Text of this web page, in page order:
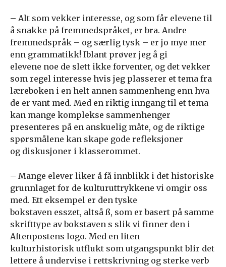
– Alt som vekker interesse, og som får elevene til
å snakke på fremmedspråket, er bra. Andre
fremmedspråk – og særlig tysk – er jo mye mer
enn grammatikk! Iblant prøver jeg å gi
elevene noe de slett ikke forventer, og det vekker
som regel interesse hvis jeg plasserer et tema fra
læreboken i en helt annen sammenheng enn hva
de er vant med. Med en riktig inngang til et tema
kan mange komplekse sammenhenger
presenteres på en anskuelig måte, og de riktige
spørsmålene kan skape gode refleksjoner
og diskusjoner i klasserommet.
– Mange elever liker å få innblikk i det historiske
grunnlaget for de kulturuttrykkene vi omgir oss
med. Ett eksempel er den tyske
bokstaven esszet, altså ß, som er basert på samme
skrifttype av bokstaven s slik vi finner den i
Aftenpostens logo. Med en liten
kulturhistorisk utflukt som utgangspunkt blir det
lettere å undervise i rettskrivning og sterke verb